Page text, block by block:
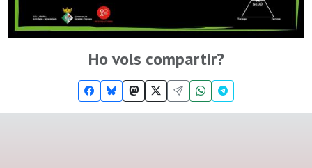
Ho vols compartir?